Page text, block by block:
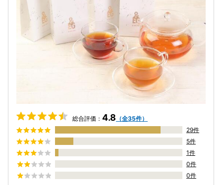
総合評価： 4.8 （全35件）
29件
5件
1件
0件
0件